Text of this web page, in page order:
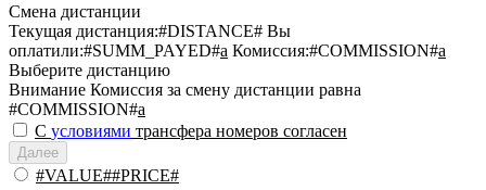
Смена дистанции
Текущая дистанция:#DISTANCE# Вы
оплатили:#SUMM_PAYED#a Комиссия:#COMMISSION#a
Выберите дистанцию
Внимание Комиссия за смену дистанции равна
#COMMISSION#a
С условиями трансфера номеров согласен
Далее
#VALUE##PRICE#